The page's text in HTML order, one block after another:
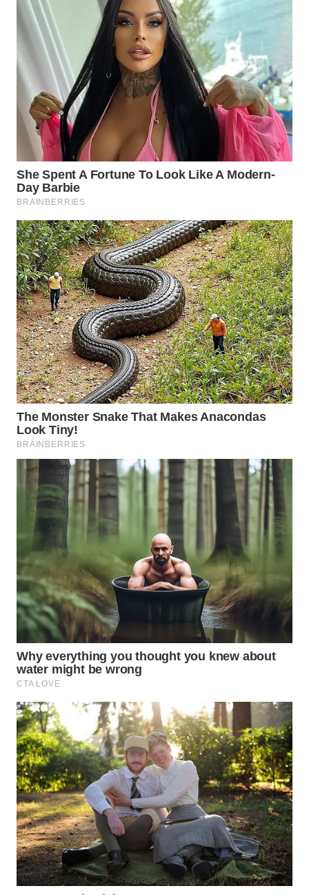
BOGOR
WN
DEPOK
WN
TAPANULI
UTARA
WN
SAMOSIR
PADANG
LAWAS
WN
SUMEDANG
WN
CIANJUR
WN
KEPULAUAN
SERIBU
WN
TANGERANG
WN
BINJAI
WN
CIREBON
WN
INDRAMAYU
KUNINGAN
WN
MAJALENGKA
WN
SUBANG
WN
SUKABUMI
WN
PURWAKARTA